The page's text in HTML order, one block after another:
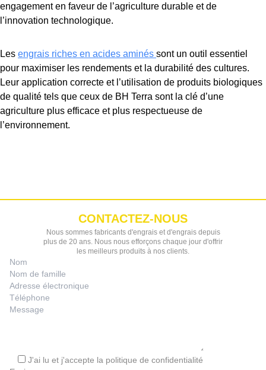
engagement en faveur de l’agriculture durable et de
l’innovation technologique.
Les engrais riches en acides aminés sont un outil essentiel
pour maximiser les rendements et la durabilité des cultures.
Leur application correcte et l’utilisation de produits biologiques
de qualité tels que ceux de BH Terra sont la clé d’une
agriculture plus efficace et plus respectueuse de
l’environnement.
CONTACTEZ-NOUS
Nous sommes fabricants d'engrais et d'engrais depuis
plus de 20 ans. Nous nous efforçons chaque jour d'offrir
les meilleurs produits à nos clients.
J'ai lu et j'accepte la politique de confidentialité